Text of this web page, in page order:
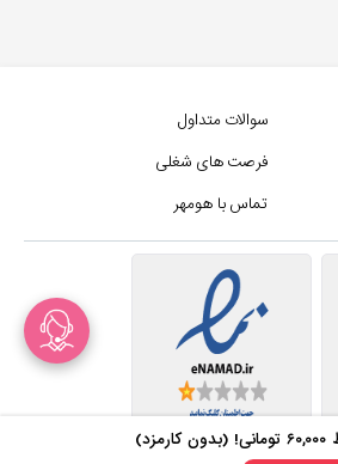
۶۰,۰۰۰ تومانی! (بدون کارمزد)
سوالات متداول
فرصت های شغلی
تماس با هومهر